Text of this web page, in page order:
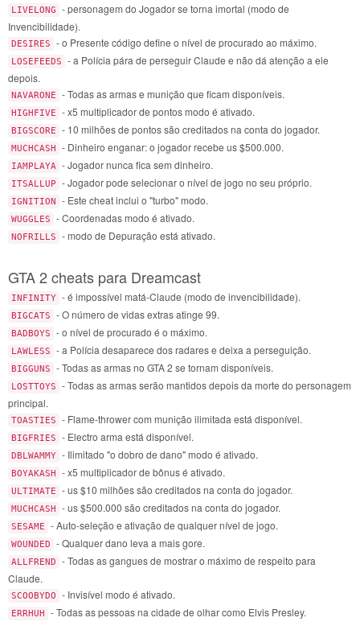
LIVELONG
- personagem do Jogador se torna imortal (modo de
Invencibilidade).
DESIRES - o Presente código define o nível de procurado ao máximo.
LOSEFEEDS
- a Polícia pára de perseguir Claude e não dá atenção a ele
depois.
NAVARONE - Todas as armas e munição que ficam disponíveis.
HIGHFIVE - x5 multiplicador de pontos modo é ativado.
BIGSCORE - 10 milhões de pontos são creditados na conta do jogador.
MUCHCASH - Dinheiro enganar: o jogador recebe us $500.000.
IAMPLAYA - Jogador nunca fica sem dinheiro.
ITSALLUP - Jogador pode selecionar o nível de jogo no seu próprio.
IGNITION - Este cheat inclui o "turbo" modo.
WUGGLES - Coordenadas modo é ativado.
NOFRILLS - modo de Depuração está ativado.
GTA 2 cheats para Dreamcast
INFINITY - é impossível matá-Claude (modo de invencibilidade).
BIGCATS - O número de vidas extras atinge 99.
BADBOYS - o nível de procurado é o máximo.
LAWLESS - a Polícia desaparece dos radares e deixa a perseguição.
BIGGUNS - Todas as armas no GTA 2 se tornam disponíveis.
LOSTTOYS
- Todas as armas serão mantidos depois da morte do personagem
principal.
TOASTIES - Flame-thrower com munição ilimitada está disponível.
BIGFRIES - Electro arma está disponível.
DBLWAMMY - Ilimitado "o dobro de dano" modo é ativado.
BOYAKASH - x5 multiplicador de bônus é ativado.
ULTIMATE - us $10 milhões são creditados na conta do jogador.
MUCHCASH - us $500.000 são creditados na conta do jogador.
SESAME - Auto-seleção e ativação de qualquer nível de jogo.
WOUNDED - Qualquer dano leva a mais gore.
ALLFREND
- Todas as gangues de mostrar o máximo de respeito para
Claude.
SCOOBYDO - Invisível modo é ativado.
ERRHUH
- Todas as pessoas na cidade de olhar como Elvis Presley.